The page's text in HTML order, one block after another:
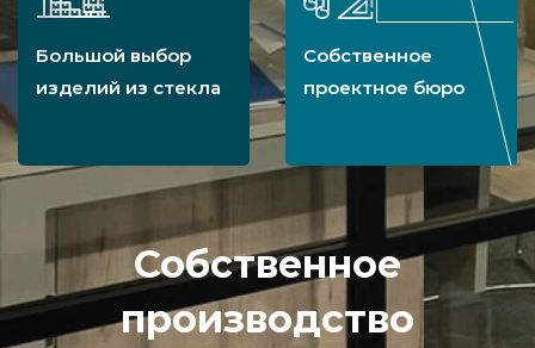
Большой выбор
изделий из стекла
Собственное
проектное бюро
Собственное
производство